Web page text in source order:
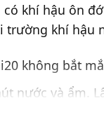
khí hậu ôn
khí hậu
không bắt
nước và ẩm.